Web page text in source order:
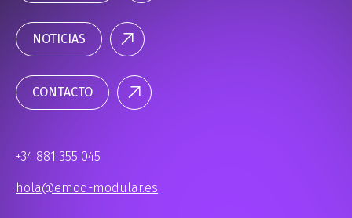
NOTICIAS
CONTACTO
+34 881 355 045
hola@emod-modular.es